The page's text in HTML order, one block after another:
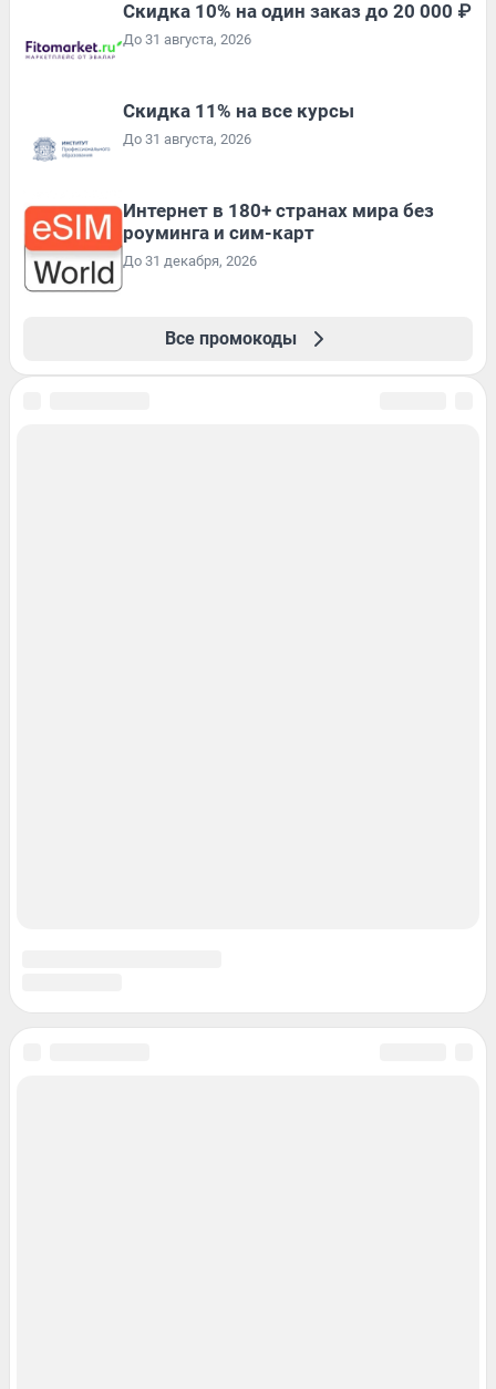
Скидка 10% на один заказ до 20 000 ₽
До 31 августа, 2026
Скидка 11% на все курсы
До 31 августа, 2026
Интернет в 180+ странах мира без
роуминга и сим-карт
До 31 декабря, 2026
Все промокоды